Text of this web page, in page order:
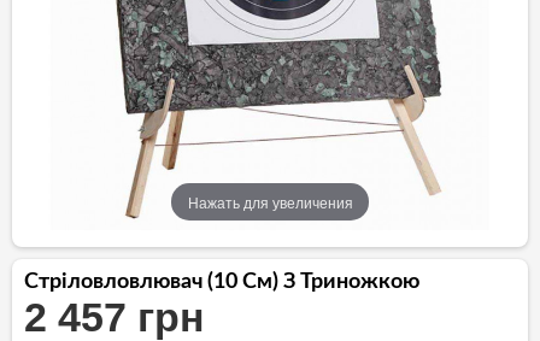
Нажать для увеличения
Стріловловлювач (10 См) З Триножкою
2 457 грн